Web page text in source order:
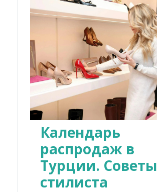
Календарь
распродаж в
Турции. Советы
стилиста